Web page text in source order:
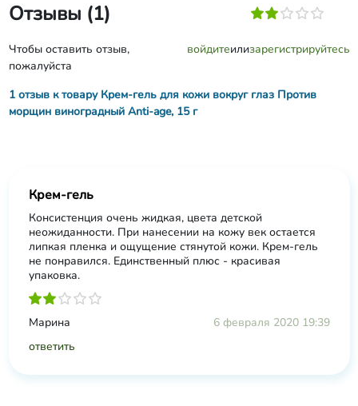
Отзывы (1)
Чтобы оставить отзыв,
пожалуйста
войдитеилизарегистрируйтесь
1 отзыв к товару Крем-гель для кожи вокруг глаз Против
морщин виноградный Anti-age, 15 г
Крем-гель
Консистенция очень жидкая, цвета детской
неожиданности. При нанесении на кожу век остается
липкая пленка и ощущение стянутой кожи. Крем-гель
не понравился. Единственный плюс - красивая
упаковка.
Марина
6 февраля 2020 19:39
ответить